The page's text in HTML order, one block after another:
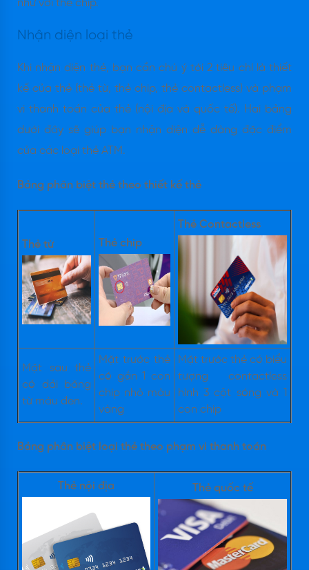
như với thẻ chip.
Nhận diện loại thẻ
Khi nhận diện thẻ, bạn cần chú ý tới 2 tiêu chí là thiết
kế của thẻ (thẻ từ, thẻ chip, thẻ contactless) và phạm
vi thanh toán của thẻ (nội địa và quốc tế). Hai bảng
dưới đây sẽ giúp bạn nhận diện dễ dàng đặc điểm
của các loại thẻ ATM.
Bảng phân biệt thẻ theo thiết kế thẻ
Thẻ từ Thẻ chip
Thẻ Contactless
Mặt sau thẻ
có dải băng
từ màu đen.
Mặt trước thẻ
có gắn 1 con
chip nhỏ màu
vàng
Mặt trước thẻ có biểu
tượng contactless
hình 3 cột sóng và 1
con chip
Bảng phân biệt loại thẻ theo phạm vi thanh toán
Thẻ nội địa Thẻ quốc tế